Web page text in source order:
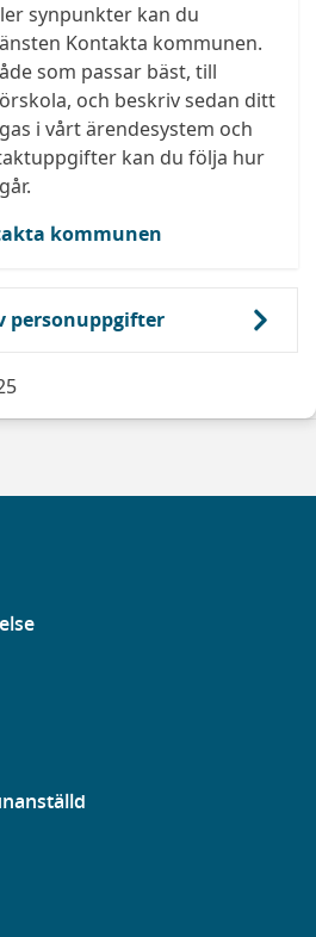
synpunkter kan du
Kontakta kommunen.
som passar bäst, till
och beskriv sedan ditt
i vårt ärendesystem och
kan du följa hur
kommunen
personuppgifter